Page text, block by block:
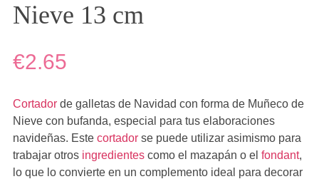
Nieve 13 cm
€2.65
Cortadorde galletas de Navidad con forma de Muñeco de
Nieve con bufanda, especial para tus elaboraciones
navideñas. Este cortadorse puede utilizar asimismo para
trabajar otros ingredientescomo el mazapán o el fondant,
lo que lo convierte en un complemento ideal para decorar